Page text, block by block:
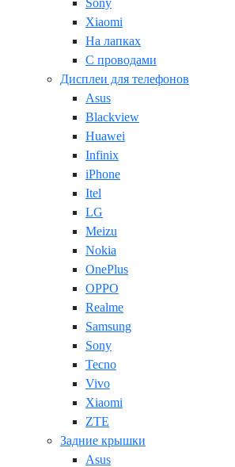
Sony
Xiaomi
На лапках
С проводами
Дисплеи для телефонов
Asus
Blackview
Huawei
Infinix
iPhone
Itel
LG
Meizu
Nokia
OnePlus
OPPO
Realme
Samsung
Sony
Tecno
Vivo
Xiaomi
ZTE
Задние крышки
Asus